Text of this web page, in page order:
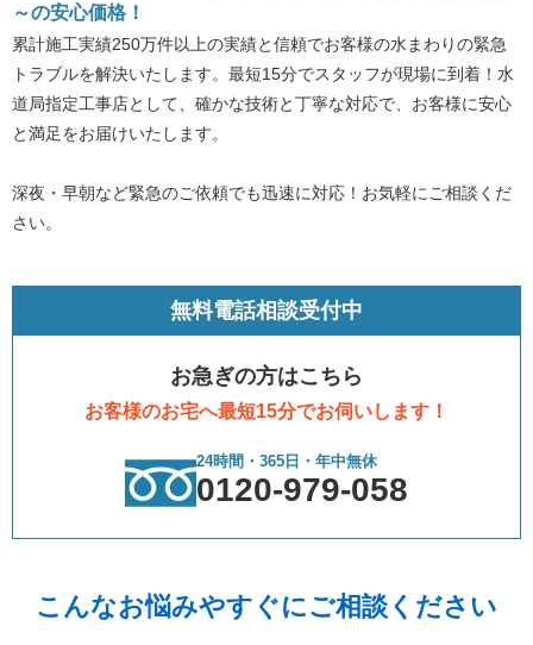
～の安心価格！
累計施工実績250万件以上の実績と信頼でお客様の水まわりの緊急
トラブルを解決いたします。最短15分でスタッフが現場に到着！水
道局指定工事店として、確かな技術と丁寧な対応で、お客様に安心
と満足をお届けいたします。
深夜・早朝など緊急のご依頼でも迅速に対応！お気軽にご相談くだ
さい。
無料電話相談受付中
お急ぎの方はこちら
お客様のお宅へ最短15分でお伺いします！
24時間・365日・年中無休
0120-979-058
こんなお悩みやすぐにご相談ください